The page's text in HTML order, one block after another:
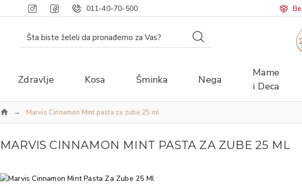
011-40-70-500
Zdravlje Kosa Šminka Nega
Mame
i Deca
Marvis Cinnamon Mint pasta za zube 25 ml
MARVIS CINNAMON MINT PASTA ZA ZUBE 25 ML